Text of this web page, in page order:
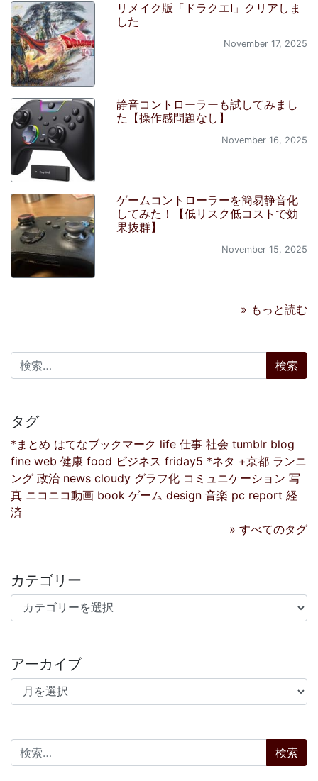
リメイク版「ドラクエI」クリアしま
した
November 17, 2025
静音コントローラーも試してみまし
た【操作感問題なし】
November 16, 2025
ゲームコントローラーを簡易静音化
してみた！【低リスク低コストで効
果抜群】
November 15, 2025
» もっと読む
検索:
タグ
*まとめ はてなブックマーク life 仕事 社会 tumblr blog
fine web 健康 food ビジネス friday5 *ネタ +京都 ランニ
ング 政治 news cloudy グラフ化 コミュニケーション 写
真 ニコニコ動画 book ゲーム design 音楽 pc report 経
済
» すべてのタグ
カテゴリー
カテゴリー
アーカイブ
アーカイブ
検索: